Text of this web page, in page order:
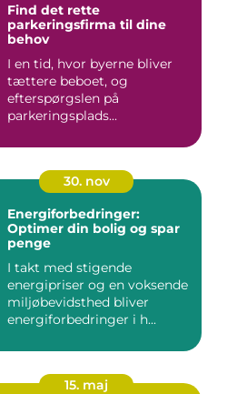
Find det rette
parkeringsfirma til dine
behov
I en tid, hvor byerne bliver
tættere beboet, og
efterspørgslen på
parkeringsplads...
30. nov
Energiforbedringer:
Optimer din bolig og spar
penge
I takt med stigende
energipriser og en voksende
miljøbevidsthed bliver
energiforbedringer i h...
15. maj